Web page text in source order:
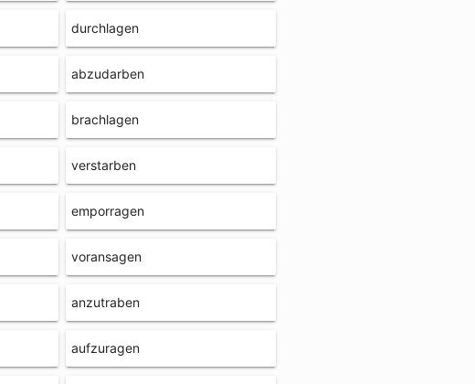
durchlagen
abzudarben
brachlagen
verstarben
emporragen
voransagen
anzutraben
aufzuragen